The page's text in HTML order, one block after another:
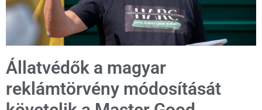
Állatvédők a magyar
reklámtörvény módosítását